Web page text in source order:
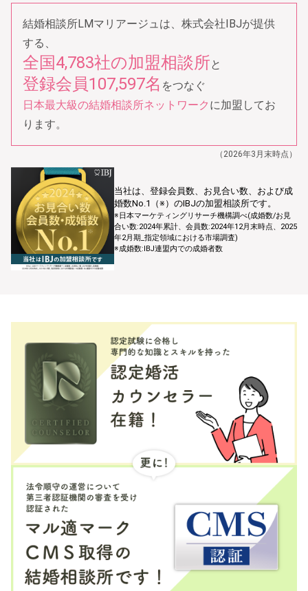
結婚相談所LMマリアージュは、株式会社IBJが提供
する、
全国4,783社の加盟相談所と
登録会員107,597名 をつなぐ
日本最大級の結婚相談所ネットワーク に加盟してお
ります。
（2026年3月末時点）
当社は、登録会員数、お⾒合い数、および成
婚数No.1（※）のIBJの加盟相談所です。
※⽇本マーケティングリサーチ機構調べ(成婚数/お⾒
合い数:2024年累計、会員数:2024年12⽉末時点、2025
年2⽉期_指定領域における市場調査)
※成婚数:IBJ連盟内での成婚者数